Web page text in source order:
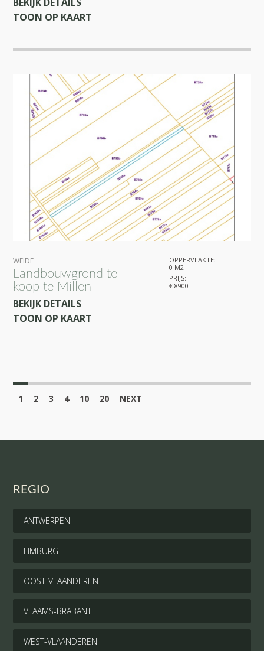
TOON OP KAART
WEIDE
Landbouwgrond te
koop te Millen
BEKIJK DETAILS
TOON OP KAART
OPPERVLAKTE:
0 M2
PRIJS:
€ 8900
1 2 3 4 10 20 NEXT
REGIO
ANTWERPEN
LIMBURG
OOST-VLAANDEREN
VLAAMS-BRABANT
WEST-VLAANDEREN